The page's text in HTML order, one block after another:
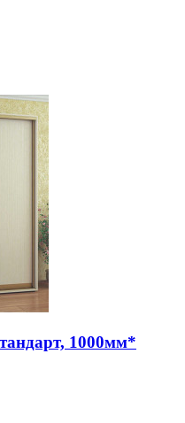
1000мм*